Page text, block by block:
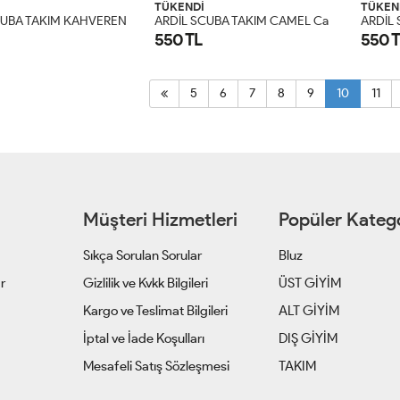
TÜKENDİ
550 TL 550
5 6 7 8 9 10 11
Müşteri Hizmetleri
Sıkça Sorulan Sorular
Gizlilik ve Kvkk Bilgileri
Kargo ve Teslimat Bilgileri
İptal ve İade Koşulları
Mesafeli Satış Sözleşmesi
Popüler
Bluz
ÜST GİYİM
ALT GİYİM
DIŞ GİYİM
TAKIM